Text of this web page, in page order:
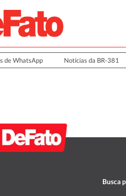
de WhatsApp Notícias da BR-381
Busca